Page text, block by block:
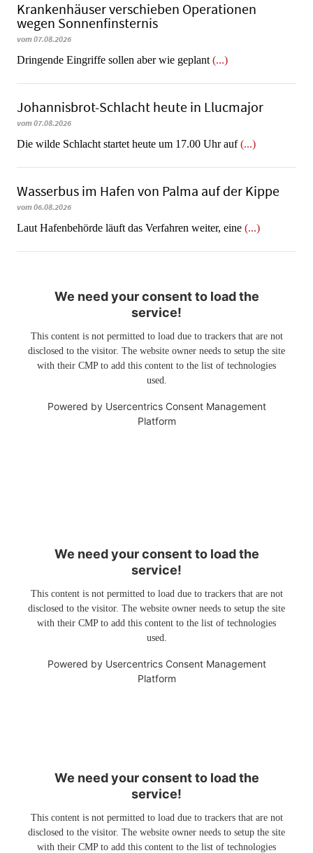
Krankenhäuser verschieben Operationen
wegen Sonnenfinsternis
vom 07.08.2026
Dringende Eingriffe sollen aber wie geplant (...)
Johannisbrot-Schlacht heute in Llucmajor
vom 07.08.2026
Die wilde Schlacht startet heute um 17.00 Uhr auf(...)
Wasserbus im Hafen von Palma auf der Kippe
vom 06.08.2026
Laut Hafenbehörde läuft das Verfahren weiter, eine (...)
We need your consent to load the
service!
This content is not permitted to load due to trackers that are not
disclosed to the visitor. The website owner needs to setup the site
with their CMP to add this content to the list of technologies
used.
Powered by Usercentrics Consent Management
Platform
We need your consent to load the
service!
This content is not permitted to load due to trackers that are not
disclosed to the visitor. The website owner needs to setup the site
with their CMP to add this content to the list of technologies
used.
Powered by Usercentrics Consent Management
Platform
We need your consent to load the
service!
This content is not permitted to load due to trackers that are not
disclosed to the visitor. The website owner needs to setup the site
with their CMP to add this content to the list of technologies